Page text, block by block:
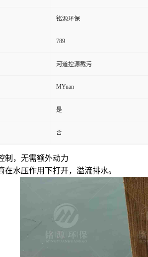
铭源环保
789
河道控源截污
MYuan
是
否
制，无需额外动力
在水压作用下打开，溢流排水。